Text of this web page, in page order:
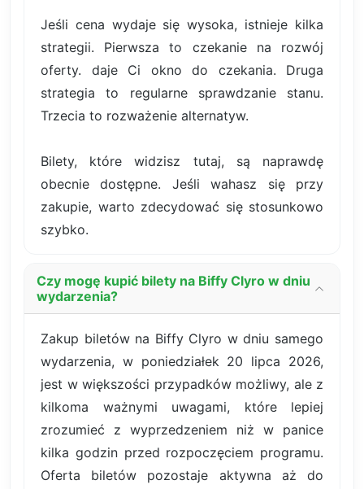
Jeśli cena wydaje się wysoka, istnieje kilka
strategii. Pierwsza to czekanie na rozwój
oferty. daje Ci okno do czekania. Druga
strategia to regularne sprawdzanie stanu.
Trzecia to rozważenie alternatyw.
Bilety, które widzisz tutaj, są naprawdę
obecnie dostępne. Jeśli wahasz się przy
zakupie, warto zdecydować się stosunkowo
szybko.
Czy mogę kupić bilety na Biffy Clyro w dniu
wydarzenia?
Zakup biletów na Biffy Clyro w dniu samego
wydarzenia, w poniedziałek 20 lipca 2026,
jest w większości przypadków możliwy, ale z
kilkoma ważnymi uwagami, które lepiej
zrozumieć z wyprzedzeniem niż w panice
kilka godzin przed rozpoczęciem programu.
Oferta biletów pozostaje aktywna aż do